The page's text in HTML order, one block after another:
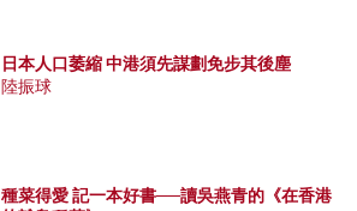
日本人口萎縮 中港須先謀劃免步其後塵
陸振球
種菜得愛 記一本好書──讀吳燕青的《在香港